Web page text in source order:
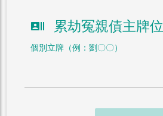
recent_actors 累劫冤親債主牌位
個別立牌（例：劉〇〇）